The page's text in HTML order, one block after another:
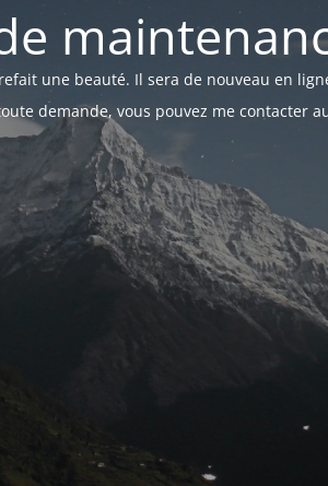
une beauté. Il sera de nouveau en
demande, vous pouvez me contacter